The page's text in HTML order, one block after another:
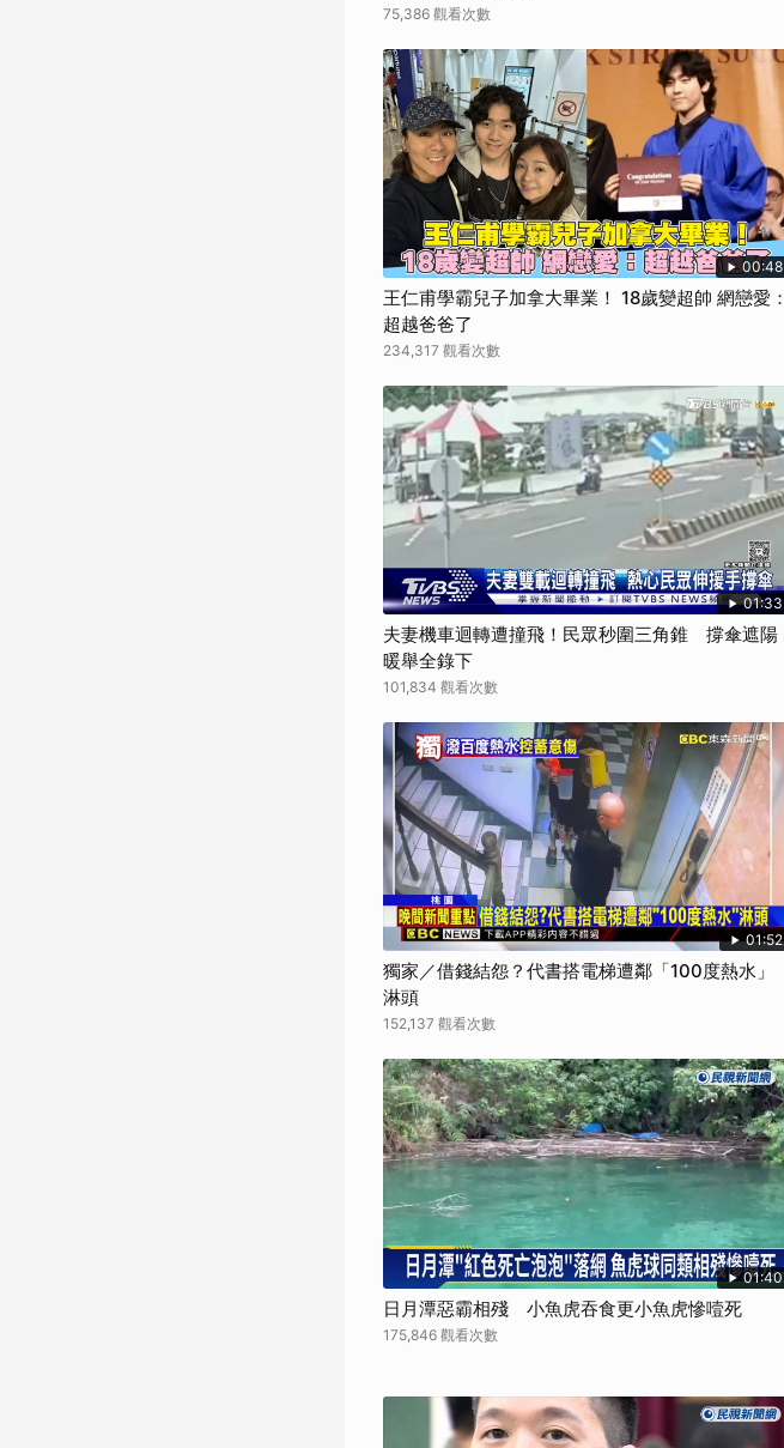
75,386 觀看次數
00:48
王仁甫學霸兒子加拿大畢業！ 18歲變超帥 網戀愛：
超越爸爸了
234,317 觀看次數
01:33
夫妻機車迴轉遭撞飛！民眾秒圍三角錐 撐傘遮陽
暖舉全錄下
101,834 觀看次數
01:52
獨家／借錢結怨？代書搭電梯遭鄰「100度熱水」
淋頭
152,137 觀看次數
01:40
日月潭惡霸相殘 小魚虎吞食更小魚虎慘噎死
175,846 觀看次數